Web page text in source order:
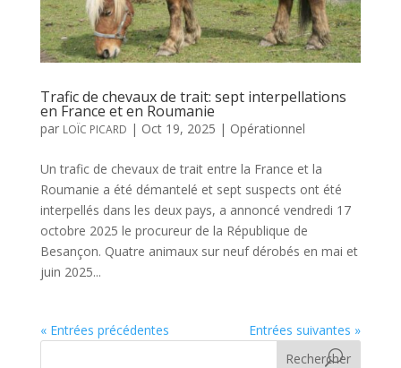
Trafic de chevaux de trait: sept interpellations
en France et en Roumanie
par LOÏC PICARD | Oct 19, 2025 | Opérationnel
Un trafic de chevaux de trait entre la France et la
Roumanie a été démantelé et sept suspects ont été
interpellés dans les deux pays, a annoncé vendredi 17
octobre 2025 le procureur de la République de
Besançon. Quatre animaux sur neuf dérobés en mai et
juin 2025...
« Entrées précédentes
Entrées suivantes »
Rechercher